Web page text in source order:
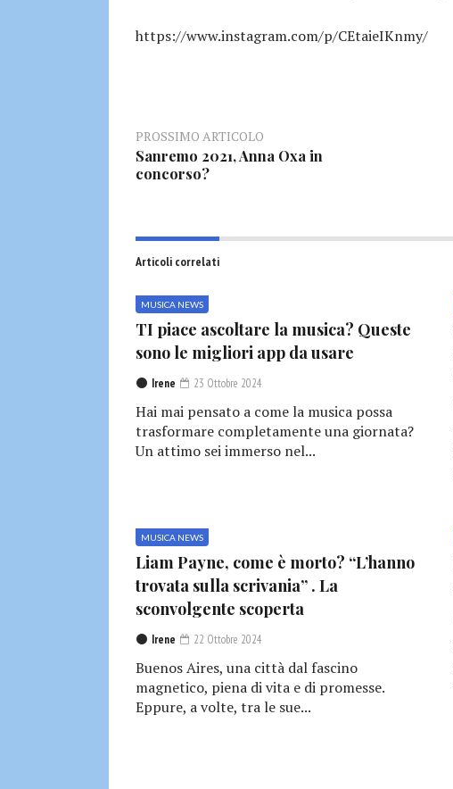
https://www.instagram.com/p/CEtaieIKnmy/
PROSSIMO ARTICOLO
Sanremo 2021, Anna Oxa in
concorso?
Articoli correlati
MUSICA NEWS
TI piace ascoltare la musica? Queste
sono le migliori app da usare
Irene 23 Ottobre 2024
Hai mai pensato a come la musica possa
trasformare completamente una giornata?
Un attimo sei immerso nel...
MUSICA NEWS
Liam Payne, come è morto? “L’hanno
trovata sulla scrivania” . La
sconvolgente scoperta
Irene 22 Ottobre 2024
Buenos Aires, una città dal fascino
magnetico, piena di vita e di promesse.
Eppure, a volte, tra le sue...